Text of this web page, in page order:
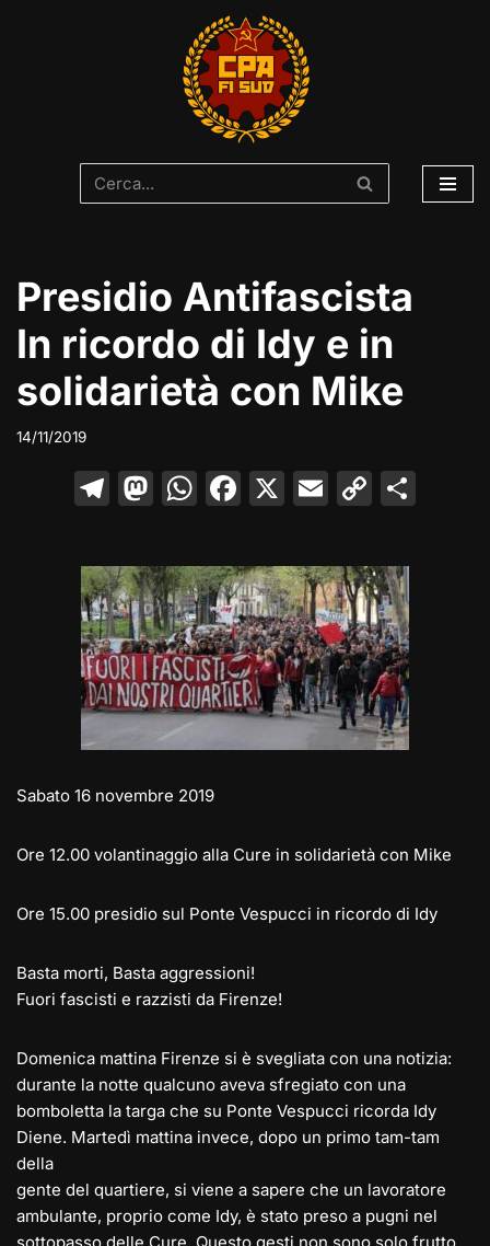
Presidio Antifascista
In ricordo di Idy e in
solidarietà con Mike
14/11/2019
T
e
gr
a
m
M
st
o
d
o
n
W
at
s
A
p
p
F
c
e
b
o
o
k
X E
ai
l
C
p
y
Li
n
k
Sabato 16 novembre 2019
Ore 12.00 volantinaggio alla Cure in solidarietà con Mike
Ore 15.00 presidio sul Ponte Vespucci in ricordo di Idy
Basta morti, Basta aggressioni!
Fuori fascisti e razzisti da Firenze!
Domenica mattina Firenze si è svegliata con una notizia:
durante la notte qualcuno aveva sfregiato con una
bomboletta la targa che su Ponte Vespucci ricorda Idy
Diene. Martedì mattina invece, dopo un primo tam-tam
della
gente del quartiere, si viene a sapere che un lavoratore
ambulante, proprio come Idy, è stato preso a pugni nel